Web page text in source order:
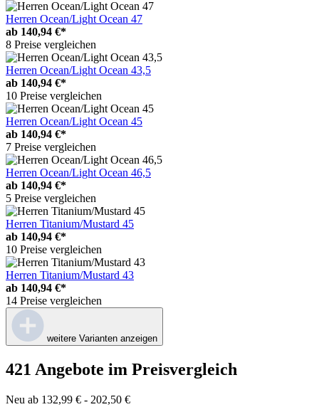
Herren Ocean/Light Ocean 47
ab 140,94 €*
8 Preise vergleichen
Herren Ocean/Light Ocean 43,5
ab 140,94 €*
10 Preise vergleichen
Herren Ocean/Light Ocean 45
ab 140,94 €*
7 Preise vergleichen
Herren Ocean/Light Ocean 46,5
ab 140,94 €*
5 Preise vergleichen
Herren Titanium/Mustard 45
ab 140,94 €*
10 Preise vergleichen
Herren Titanium/Mustard 43
ab 140,94 €*
14 Preise vergleichen
weitere Varianten anzeigen
421 Angebote im Preisvergleich
Neu ab 132,99 € - 202,50 €